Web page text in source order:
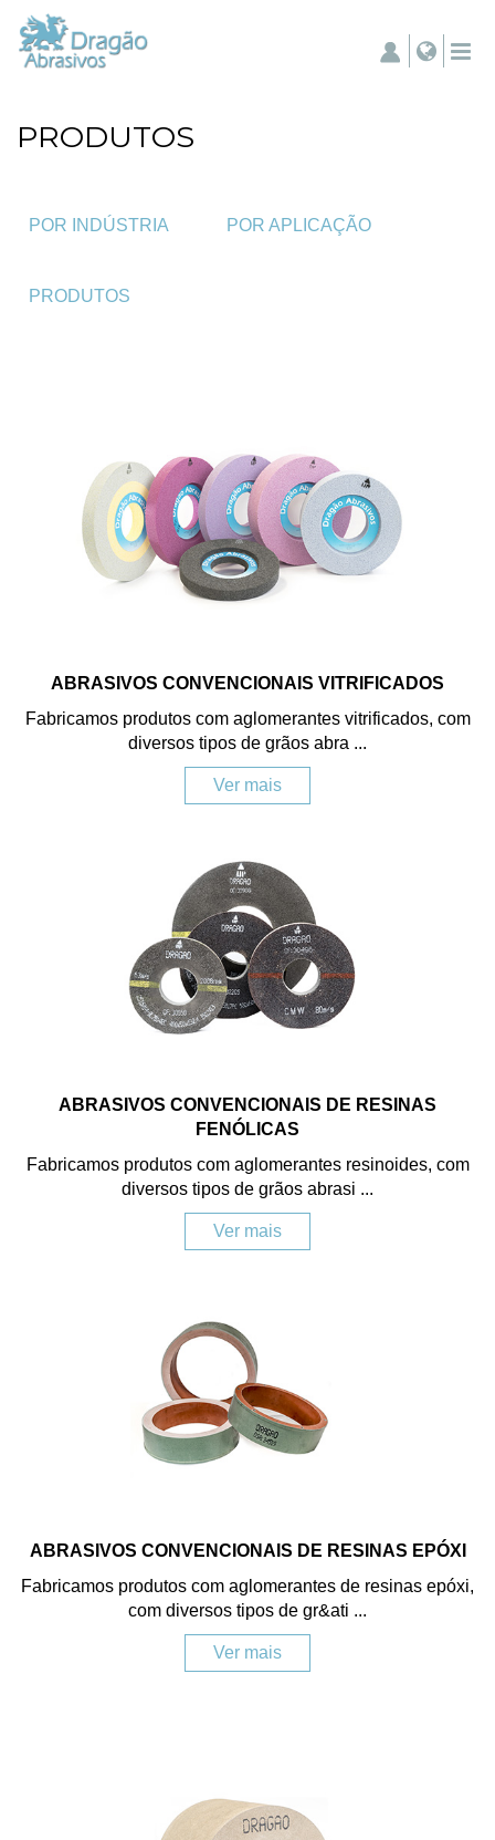
PRODUTOS
POR INDÚSTRIA POR APLICAÇÃO
PRODUTOS
ABRASIVOS CONVENCIONAIS VITRIFICADOS
Fabricamos produtos com aglomerantes vitrificados, com
diversos tipos de grãos abra ...
Ver mais
ABRASIVOS CONVENCIONAIS DE RESINAS
FENÓLICAS
Fabricamos produtos com aglomerantes resinoides, com
diversos tipos de grãos abrasi ...
Ver mais
ABRASIVOS CONVENCIONAIS DE RESINAS EPÓXI
Fabricamos produtos com aglomerantes de resinas epóxi,
com diversos tipos de gr&ati ...
Ver mais